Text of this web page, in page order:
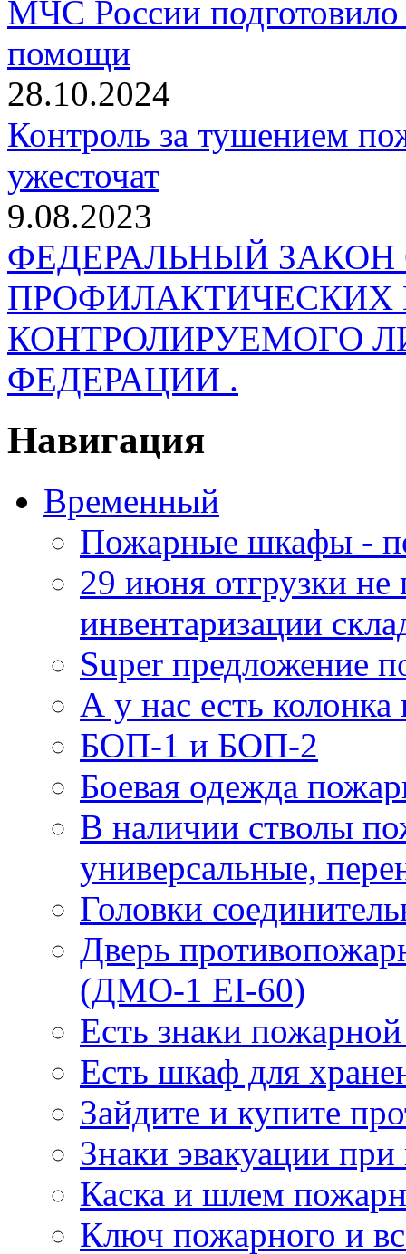
МЧС России
помощи
28.10.2024
Контроль за тушением
ужесточат
9.08.2023
ФЕДЕРАЛЬНЫЙ
КОНТРОЛИРУЕМОГО
ФЕДЕРАЦИИ .
Навигация
Временный
Пожарные шкафы -
29 июня отгрузки не
инвентаризации
Super предложение
А у нас есть
БОП-1 и БОП-2
Боевая одежда
В наличии стволы
универсальные,
Головки
Дверь
(ДМО-1 EI-60)
Есть знаки
Есть шкаф для
Зайдите и купите
Знаки эвакуации
Каска и шлем
Ключ пожарного и